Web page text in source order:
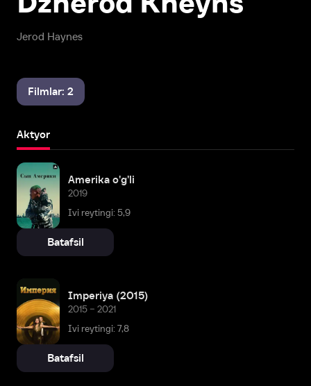
Jerod Haynes
Filmlar: 2
Aktyor
Amerika o'g'li
2019
Ivi reytingi: 5,9
Batafsil
Imperiya (2015)
2015 – 2021
Ivi reytingi: 7,8
Batafsil